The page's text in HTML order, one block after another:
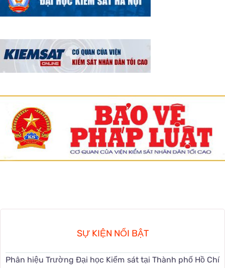
SỰ KIỆN NỔI BẬT
Phân hiệu Trường Đại học Kiểm sát tại Thành phố Hồ Chí